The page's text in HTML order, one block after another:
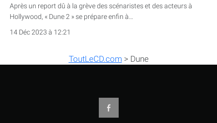
Après un report dû à la grève des scénaristes et des acteurs à
Hollywood, « Dune 2 » se prépare enfin à…
14 Déc 2023 à 12:21
ToutLeCD.com > Dune